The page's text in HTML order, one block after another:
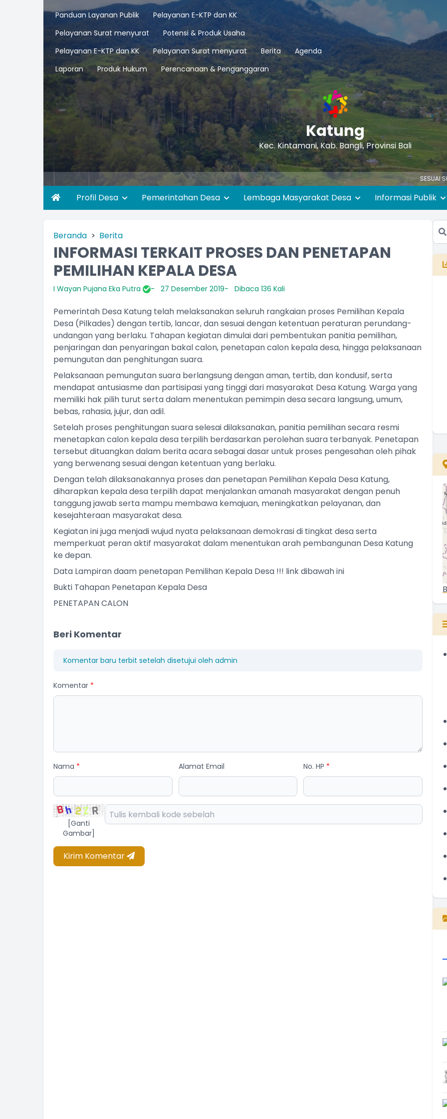
Panduan Layanan Publik
Pelayanan E-KTP dan KK
Pelayanan Surat menyurat
Potensi & Produk Usaha
Pelayanan E-KTP dan KK
Pelayanan Surat menyurat Berita
Agenda
Laporan
Produk Hukum Perencanaan & Penganggaran
Katung
Kec. Kintamani, Kab. Bangli, Provinsi Bali
SESUAI SURAT
Profil Desa Pemerintahan Desa Lembaga Masyarakat Desa Informasi Publik
Beranda Berita
INFORMASI TERKAIT PROSES DAN PENETAPAN
PEMILIHAN KEPALA DESA
I Wayan Pujana Eka Putra 27 Desember 2019 Dibaca 136 Kali
Pemerintah Desa Katung telah melaksanakan seluruh rangkaian proses Pemilihan Kepala
Desa (Pilkades) dengan tertib, lancar, dan sesuai dengan ketentuan peraturan perundang-
undangan yang berlaku. Tahapan kegiatan dimulai dari pembentukan panitia pemilihan,
penjaringan dan penyaringan bakal calon, penetapan calon kepala desa, hingga pelaksanaan
pemungutan dan penghitungan suara.
Pelaksanaan pemungutan suara berlangsung dengan aman, tertib, dan kondusif, serta
mendapat antusiasme dan partisipasi yang tinggi dari masyarakat Desa Katung. Warga yang
memiliki hak pilih turut serta dalam menentukan pemimpin desa secara langsung, umum,
bebas, rahasia, jujur, dan adil.
Setelah proses penghitungan suara selesai dilaksanakan, panitia pemilihan secara resmi
menetapkan calon kepala desa terpilih berdasarkan perolehan suara terbanyak. Penetapan
tersebut dituangkan dalam berita acara sebagai dasar untuk proses pengesahan oleh pihak
yang berwenang sesuai dengan ketentuan yang berlaku.
Dengan telah dilaksanakannya proses dan penetapan Pemilihan Kepala Desa Katung,
diharapkan kepala desa terpilih dapat menjalankan amanah masyarakat dengan penuh
tanggung jawab serta mampu membawa kemajuan, meningkatkan pelayanan, dan
kesejahteraan masyarakat desa.
Kegiatan ini juga menjadi wujud nyata pelaksanaan demokrasi di tingkat desa serta
memperkuat peran aktif masyarakat dalam menentukan arah pembangunan Desa Katung
ke depan.
Data Lampiran daam penetapan Pemilihan Kepala Desa !!! link dibawah ini
Bukti Tahapan Penetapan Kepala Desa
PENETAPAN CALON
Beri Komentar
Komentar baru terbit setelah disetujui oleh admin
Komentar *
Nama * Alamat Email No. HP *
[Ganti
Gambar]
Kirim Komentar